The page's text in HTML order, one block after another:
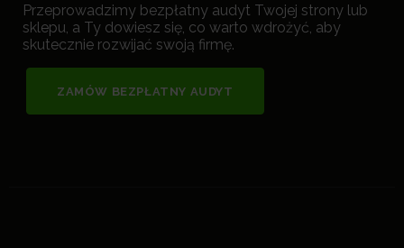
Przeprowadzimy bezpłatny audyt Twojej strony lub
sklepu, a Ty dowiesz się, co warto wdrożyć, aby
skutecznie rozwijać swoją firmę.
ZAMÓW BEZPŁATNY AUDYT